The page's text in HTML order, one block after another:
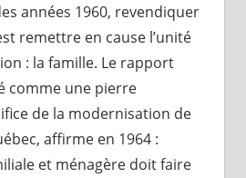
années 1960, revendiquer
remettre en cause l’unité
: la famille. Le rapport
comme une pierre
de la modernisation de
affirme en 1964 :
et ménagère doit faire